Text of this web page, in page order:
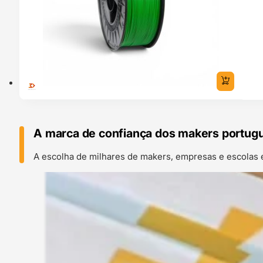
A marca de confiança dos makers
A escolha de milhares de makers, empresas e escolas